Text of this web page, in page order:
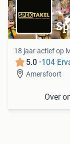
18 jaar actief op
5.0 ·104
Amersfoort
Over